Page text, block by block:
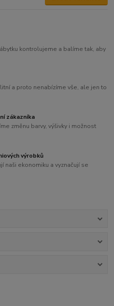
kontrolujeme a balíme tak, aby
a proto nenabízíme vše, ale jen to
zákazníka
změnu barvy, výšivky i možnost
výrobků
naši ekonomiku a vyznačují se